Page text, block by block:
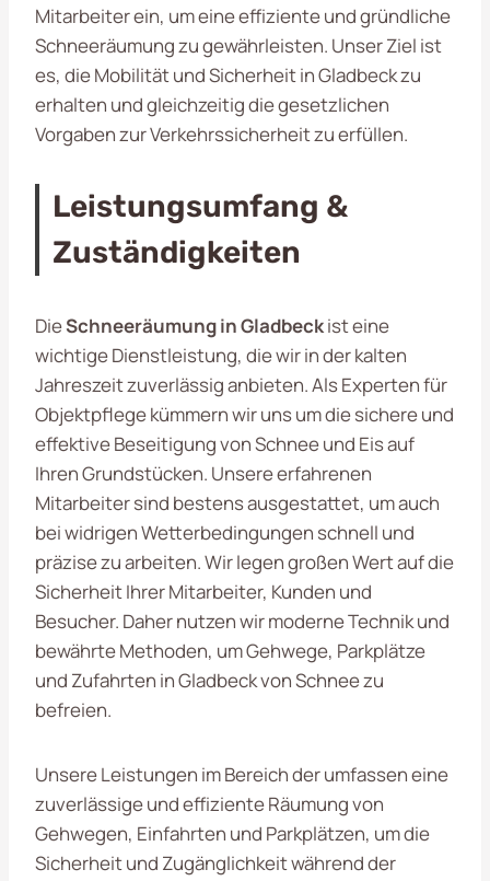
Mitarbeiter ein, um eine effiziente und gründliche
Schneeräumung zu gewährleisten. Unser Ziel ist
es, die Mobilität und Sicherheit in Gladbeck zu
erhalten und gleichzeitig die gesetzlichen
Vorgaben zur Verkehrssicherheit zu erfüllen.
Leistungsumfang &
Zuständigkeiten
DieSchneeräumung in Gladbeckist eine
wichtige Dienstleistung, die wir in der kalten
Jahreszeit zuverlässig anbieten. Als Experten für
Objektpflege kümmern wir uns um die sichere und
effektive Beseitigung von Schnee und Eis auf
Ihren Grundstücken. Unsere erfahrenen
Mitarbeiter sind bestens ausgestattet, um auch
bei widrigen Wetterbedingungen schnell und
präzise zu arbeiten. Wir legen großen Wert auf die
Sicherheit Ihrer Mitarbeiter, Kunden und
Besucher. Daher nutzen wir moderne Technik und
bewährte Methoden, um Gehwege, Parkplätze
und Zufahrten in Gladbeck von Schnee zu
befreien.
Unsere Leistungen im Bereich der umfassen eine
zuverlässige und effiziente Räumung von
Gehwegen, Einfahrten und Parkplätzen, um die
Sicherheit und Zugänglichkeit während der